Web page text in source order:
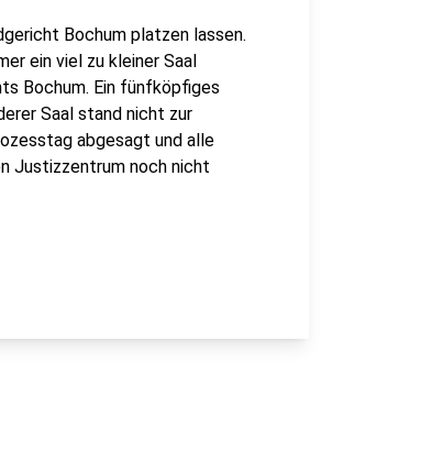
Bochum platzen lassen.
ein viel zu kleiner Saal
Bochum. Ein fünfköpfiges
Saal stand nicht zur
abgesagt und alle
Justizzentrum noch nicht